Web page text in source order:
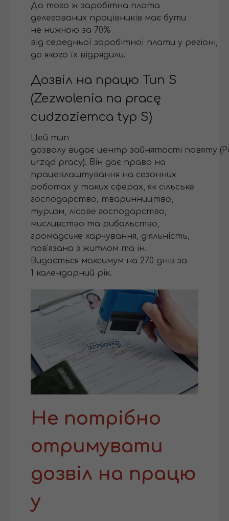
До того ж заробітна плата
делегованих працівників має бути
не нижчою за 70%
від середньої заробітної плати у регіоні,
до якого їх відрядили.
Дозвіл на працю Тип S
(Zezwolenia na pracę
cudzoziemca typ S)
Цей тип
дозволу видає центр зайнятості повяту
urząd pracy). Він дає право на
працевлаштування на сезонних
роботах у таких сферах, як сільське
господарство, тваринництво,
туризм, лісове господарство,
мисливство та рибальство,
громадське харчування, діяльність,
пов'язана з житлом та ін.
Видається максимум на 270 днів за
1 календарний рік.
Не потрібно
отримувати
дозвіл на працю
у